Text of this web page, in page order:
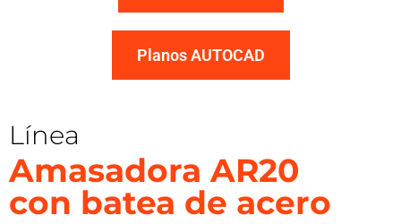
Planos AUTOCAD
Línea
Amasadora AR20
con batea de acero